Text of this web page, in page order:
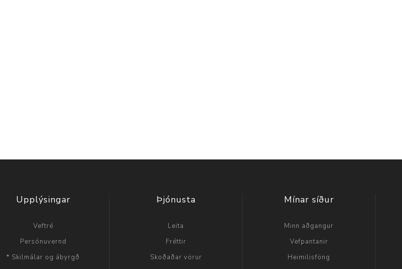
Upplýsingar
Veftré
Persónuvernd
* Skilmálar og ábyrgð
Þjónusta
Leita
Fréttir
Skoðaðar vörur
Mínar síður
Minn aðgangur
Vefpantanir
Heimilisföng